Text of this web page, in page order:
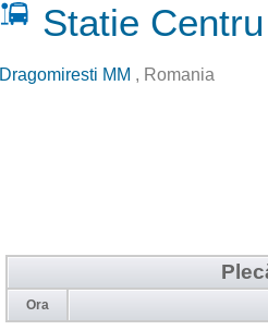
Statie Centru
Dragomiresti MM , Romania
Ora